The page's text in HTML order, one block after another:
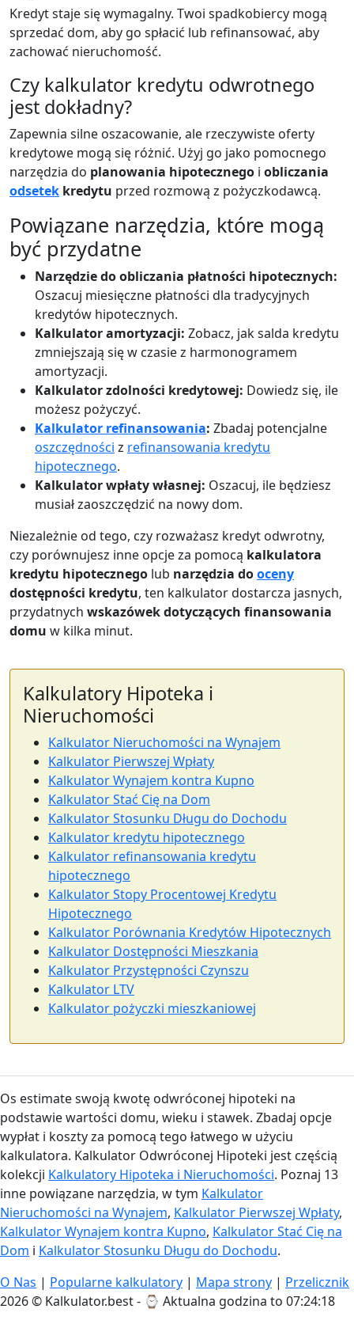
Kredyt staje się wymagalny. Twoi spadkobiercy mogą
sprzedać dom, aby go spłacić lub refinansować, aby
zachować nieruchomość.
Czy kalkulator kredytu odwrotnego
jest dokładny?
Zapewnia silne oszacowanie, ale rzeczywiste oferty
kredytowe mogą się różnić. Użyj go jako pomocnego
narzędzia do planowania hipotecznego i obliczania
odsetek kredytu przed rozmową z pożyczkodawcą.
Powiązane narzędzia, które mogą
być przydatne
Narzędzie do obliczania płatności hipotecznych:
Oszacuj miesięczne płatności dla tradycyjnych
kredytów hipotecznych.
Kalkulator amortyzacji: Zobacz, jak salda kredytu
zmniejszają się w czasie z harmonogramem
amortyzacji.
Kalkulator zdolności kredytowej: Dowiedz się, ile
możesz pożyczyć.
Kalkulator refinansowania: Zbadaj potencjalne
oszczędności z refinansowania kredytu
hipotecznego.
Kalkulator wpłaty własnej: Oszacuj, ile będziesz
musiał zaoszczędzić na nowy dom.
Niezależnie od tego, czy rozważasz kredyt odwrotny,
czy porównujesz inne opcje za pomocą kalkulatora
kredytu hipotecznego lub narzędzia dooceny
dostępności kredytu, ten kalkulator dostarcza jasnych,
przydatnych wskazówek dotyczących finansowania
domu w kilka minut.
Kalkulatory Hipoteka i
Nieruchomości
Kalkulator Nieruchomości na Wynajem
Kalkulator Pierwszej Wpłaty
Kalkulator Wynajem kontra Kupno
Kalkulator Stać Cię na Dom
Kalkulator Stosunku Długu do Dochodu
Kalkulator kredytu hipotecznego
Kalkulator refinansowania kredytu
hipotecznego
Kalkulator Stopy Procentowej Kredytu
Hipotecznego
Kalkulator Porównania Kredytów Hipotecznych
Kalkulator Dostępności Mieszkania
Kalkulator Przystępności Czynszu
Kalkulator LTV
Kalkulator pożyczki mieszkaniowej
Os estimate swoją kwotę odwróconej hipoteki na
podstawie wartości domu, wieku i stawek. Zbadaj opcje
wypłat i koszty za pomocą tego łatwego w użyciu
kalkulatora. Kalkulator Odwróconej Hipoteki jest częścią
kolekcji Kalkulatory Hipoteka i Nieruchomości. Poznaj 13
inne powiązane narzędzia, w tym Kalkulator
Nieruchomości na Wynajem, Kalkulator Pierwszej Wpłaty,
Kalkulator Wynajem kontra Kupno, Kalkulator Stać Cię na
Dom i Kalkulator Stosunku Długu do Dochodu.
O Nas | Popularne kalkulatory | Mapa strony | Przelicznik
2026 © Kalkulator.best - ⌚ Aktualna godzina to 07:24:18